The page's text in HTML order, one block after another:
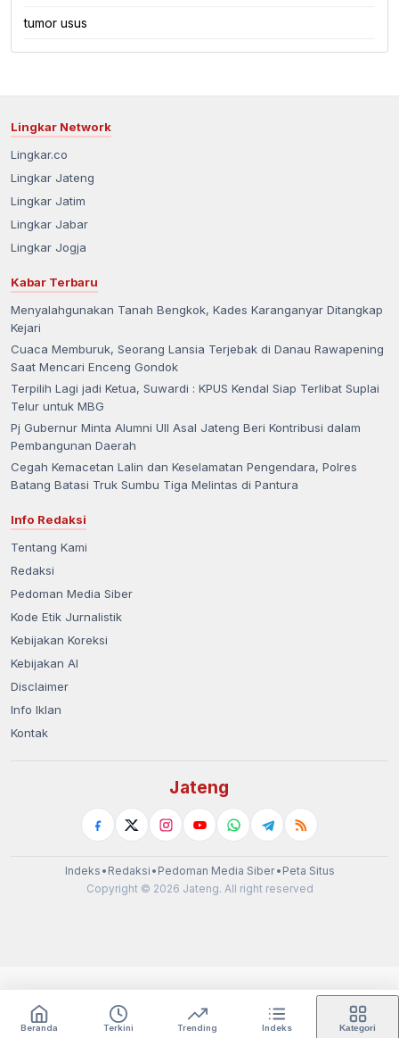
Beranda Terkini Trending Indeks Kategori
tumor usus
Lingkar Network
Lingkar.co
Lingkar Jateng
Lingkar Jatim
Lingkar Jabar
Lingkar Jogja
Kabar Terbaru
Menyalahgunakan Tanah Bengkok, Kades Karanganyar Ditangkap
Kejari
Cuaca Memburuk, Seorang Lansia Terjebak di Danau Rawapening
Saat Mencari Enceng Gondok
Terpilih Lagi jadi Ketua, Suwardi : KPUS Kendal Siap Terlibat Suplai
Telur untuk MBG
Pj Gubernur Minta Alumni UII Asal Jateng Beri Kontribusi dalam
Pembangunan Daerah
Cegah Kemacetan Lalin dan Keselamatan Pengendara, Polres
Batang Batasi Truk Sumbu Tiga Melintas di Pantura
Info Redaksi
Tentang Kami
Redaksi
Pedoman Media Siber
Kode Etik Jurnalistik
Kebijakan Koreksi
Kebijakan AI
Disclaimer
Info Iklan
Kontak
Jateng
Indeks • Redaksi • Pedoman Media Siber• Peta Situs
Copyright © 2026 Jateng. All right reserved